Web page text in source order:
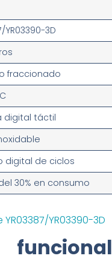
YR03390-3D
fraccionado
digital táctil
digital de ciclos
30% en consumo
YR03390-3D